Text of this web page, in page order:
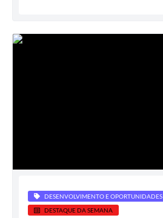
DESENVOLVIMENTO E OPORTUNIDADES
DESTAQUE DA SEMANA